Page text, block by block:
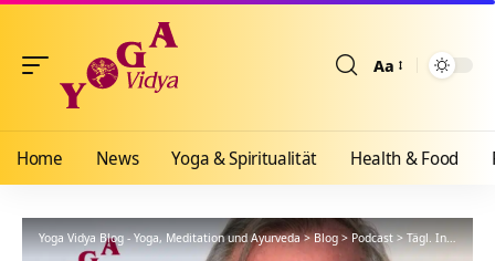
Aa
Home News Yoga & Spiritualität Health & Food
Yoga Vidya Blog - Yoga, Meditation und Ayurveda>Blog>Podcast>Tägl. Inspiration